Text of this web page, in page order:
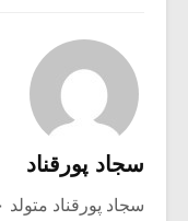
سجاد پورقناد
سجاد پورقناد متولد ۱۳۶۰ تهران